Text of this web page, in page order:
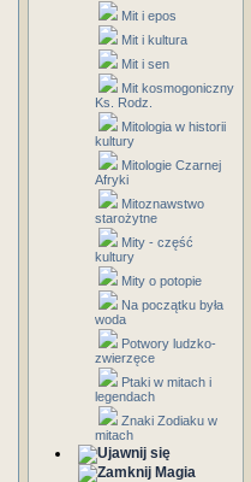
Mit i epos
Mit i kultura
Mit i sen
Mit kosmogoniczny
Ks. Rodz.
Mitologia w historii
kultury
Mitologie Czarnej
Afryki
Mitoznawstwo
starożytne
Mity - część
kultury
Mity o potopie
Na początku była
woda
Potwory ludzko-
zwierzęce
Ptaki w mitach i
legendach
Znaki Zodiaku w
mitach
Magia